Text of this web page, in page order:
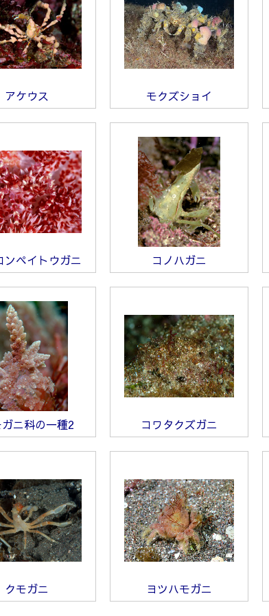
アケウス モクズショイ
ンペイトウガニ コノハガニ
ニ科の一種2 コワタクズガニ
クモガニ ヨツハモガニ